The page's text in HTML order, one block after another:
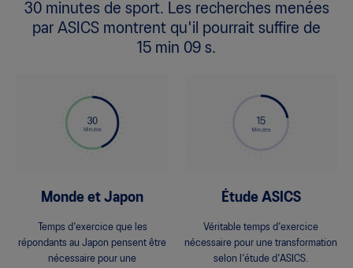
30 minutes de sport. Les recherches menées
par ASICS montrent qu'il pourrait suffire de
15 min 09 s.
Monde et Japon
Temps d'exercice que les
répondants au Japon pensent être
nécessaire pour une
Étude ASICS
Véritable temps d'exercice
nécessaire pour une transformation
selon l'étude d'ASICS.